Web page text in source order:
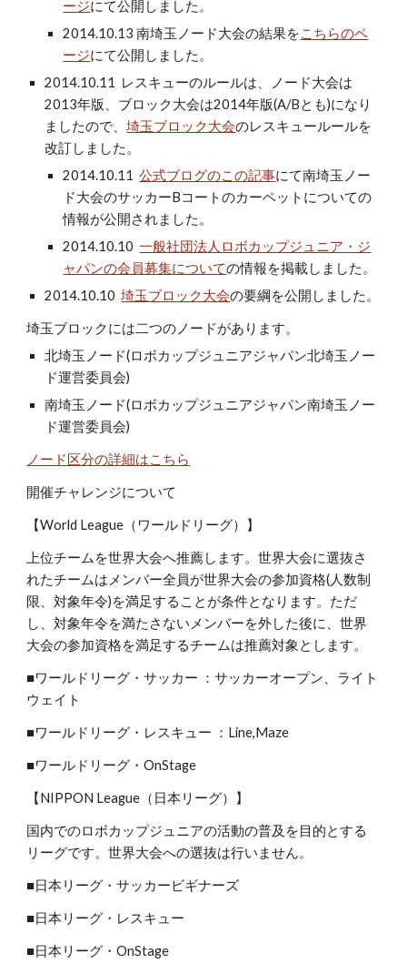
ージにて公開しました。
2014.10.13 南埼玉ノード大会の結果をこちらのペ
ージにて公開しました。
2014.10.11 レスキューのルールは、ノード大会は
2013年版、ブロック大会は2014年版(A/Bとも)になり
ましたので、埼玉ブロック大会のレスキュールールを
改訂しました。
2014.10.11公式ブログのこの記事にて南埼玉ノー
ド大会のサッカーBコートのカーペットについての
情報が公開されました。
2014.10.10一般社団法人ロボカップジュニア・ジ
ャパンの会員募集についての情報を掲載しました。
2014.10.10埼玉ブロック大会の要綱を公開しました。
埼玉ブロックには二つのノードがあります。
北埼玉ノード(ロボカップジュニアジャパン北埼玉ノー
ド運営委員会)
南埼玉ノード(ロボカップジュニアジャパン南埼玉ノー
ド運営委員会)
ノード区分の詳細はこちら
開催チャレンジについて
【World League（ワールドリーグ）】
上位チームを世界大会へ推薦します。世界大会に選抜さ
れたチームはメンバー全員が世界大会の参加資格(人数制
限、対象年令)を満足することが条件となります。ただ
し、対象年令を満たさないメンバーを外した後に、世界
大会の参加資格を満足するチームは推薦対象とします。
■ワールドリーグ・サッカー ：サッカーオープン、ライト
ウェイト
■ワールドリーグ・レスキュー ：Line,Maze
■ワールドリーグ・OnStage
【NIPPON League（日本リーグ）】
国内でのロボカップジュニアの活動の普及を目的とする
リーグです。世界大会への選抜は行いません。
■日本リーグ・サッカービギナーズ
■日本リーグ・レスキュー
■日本リーグ・OnStage